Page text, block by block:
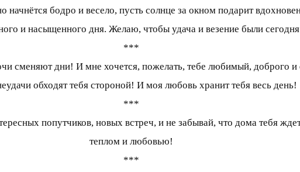
бодро и весело, пусть солнце за окном подарит
и насыщенного дня. Желаю, чтобы удача и везение были
***
сменяют дни! И мне хочется, пожелать, тебе любимый, доброго и
обходят тебя стороной! И моя любовь хранит тебя весь день!
***
попутчиков, новых встреч, и не забывай, что дома тебя
теплом и любовью!
***